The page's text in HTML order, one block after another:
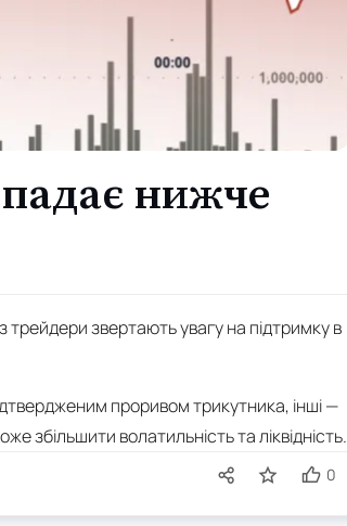
нижче
трейдери звертають увагу на підтримку в
проривом трикутника, інші —
збільшити волатильність та ліквідність.
0